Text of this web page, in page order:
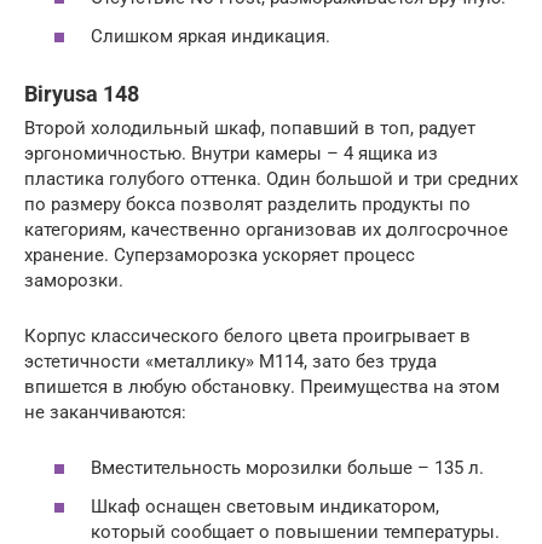
Слишком яркая индикация.
Biryusa 148
Второй холодильный шкаф, попавший в топ, радует
эргономичностью. Внутри камеры – 4 ящика из
пластика голубого оттенка. Один большой и три средних
по размеру бокса позволят разделить продукты по
категориям, качественно организовав их долгосрочное
хранение. Суперзаморозка ускоряет процесс
заморозки.
Корпус классического белого цвета проигрывает в
эстетичности «металлику» M114, зато без труда
впишется в любую обстановку. Преимущества на этом
не заканчиваются:
Вместительность морозилки больше – 135 л.
Шкаф оснащен световым индикатором,
который сообщает о повышении температуры.